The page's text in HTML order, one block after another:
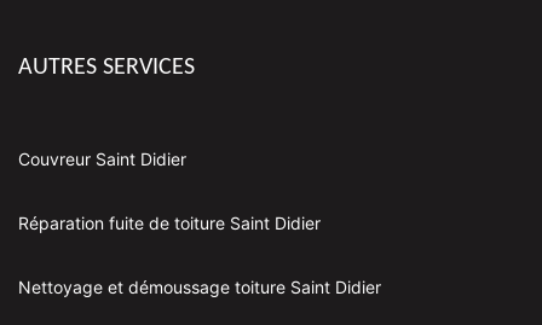
AUTRES SERVICES
Couvreur Saint Didier
Réparation fuite de toiture Saint Didier
Nettoyage et démoussage toiture Saint Didier